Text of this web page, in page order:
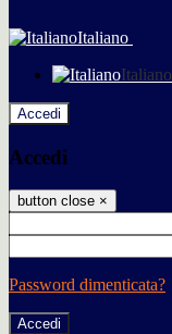
Italiano
Italiano
Accedi
Accedi
button close ×
Password dimenticata?